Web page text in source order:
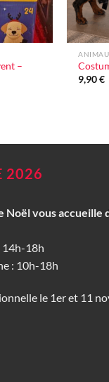
–
9,90€
2026
Noël vous accueille
14h-18h
: 10h-18h
le 1er et 11